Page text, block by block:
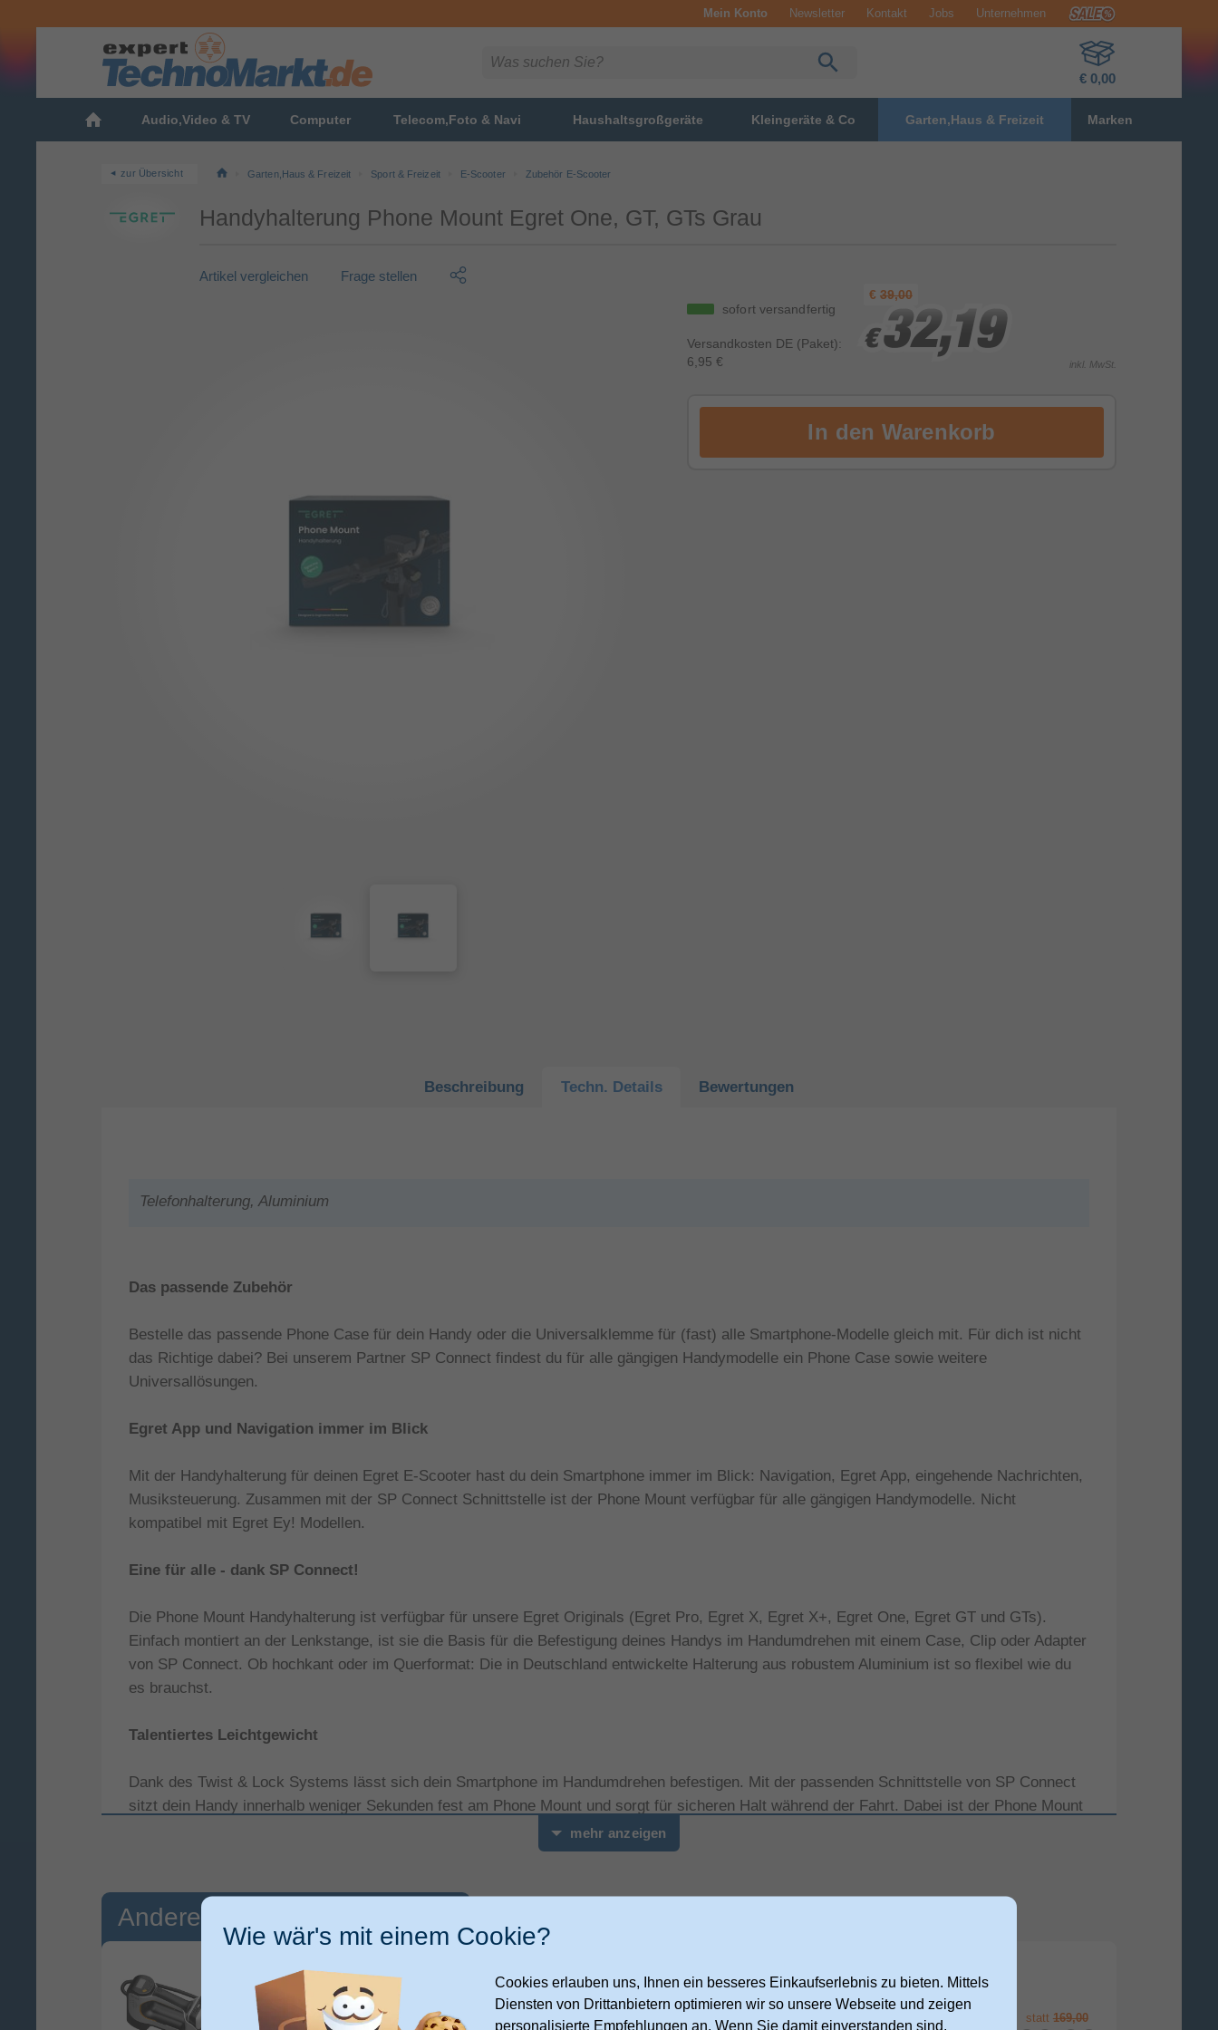
Mein Konto Newsletter Kontakt Jobs Unternehmen
€ 0,00
Audio,Video & TV Computer Telecom,Foto & Navi Haushaltsgroßgeräte Kleingeräte & Co Garten,Haus & Freizeit Marken
zur Übersicht Garten,Haus & Freizeit Sport & Freizeit E-Scooter Zubehör E-Scooter
Handyhalterung Phone Mount Egret One, GT, GTs Grau
Artikel vergleichen Frage stellen
sofort versandfertig
Versandkosten DE (Paket):
6,95 €
€ 39,00
€32,19
€32,19
€32,19
inkl. MwSt.
Beschreibung Techn. Details Bewertungen
Telefonhalterung, Aluminium
Das passende Zubehör
Bestelle das passende Phone Case für dein Handy oder die Universalklemme für (fast) alle Smartphone-Modelle gleich mit. Für dich ist nicht
das Richtige dabei? Bei unserem Partner SP Connect findest du für alle gängigen Handymodelle ein Phone Case sowie weitere
Universallösungen.
Egret App und Navigation immer im Blick
Mit der Handyhalterung für deinen Egret E-Scooter hast du dein Smartphone immer im Blick: Navigation, Egret App, eingehende Nachrichten,
Musiksteuerung. Zusammen mit der SP Connect Schnittstelle ist der Phone Mount verfügbar für alle gängigen Handymodelle. Nicht
kompatibel mit Egret Ey! Modellen.
Eine für alle - dank SP Connect!
Die Phone Mount Handyhalterung ist verfügbar für unsere Egret Originals (Egret Pro, Egret X, Egret X+, Egret One, Egret GT und GTs).
Einfach montiert an der Lenkstange, ist sie die Basis für die Befestigung deines Handys im Handumdrehen mit einem Case, Clip oder Adapter
von SP Connect. Ob hochkant oder im Querformat: Die in Deutschland entwickelte Halterung aus robustem Aluminium ist so flexibel wie du
es brauchst.
Talentiertes Leichtgewicht
Dank des Twist & Lock Systems lässt sich dein Smartphone im Handumdrehen befestigen. Mit der passenden Schnittstelle von SP Connect
sitzt dein Handy innerhalb weniger Sekunden fest am Phone Mount und sorgt für sicheren Halt während der Fahrt. Dabei ist der Phone Mount
Für jedes Smartphone gibt es die passende Schnittstelle! Du kannst zusammen mit deinem Phone Mount das passende Case oder den
passenden Clip für dein Smartphone direkt bei uns bestellen oder bei unserem Partner SP Connect dein benötigtes Zubehör kaufen. So bist
du bestens gewappnet und kannst auch während der Fahrt entspannt und sicher navigieren.
mehr anzeigen
Andere Kunden kauften auch
statt59,99 statt 169,00
Wie wär's mit einem Cookie?
Cookies erlauben uns, Ihnen ein besseres Einkaufserlebnis zu bieten. Mittels
Diensten von Drittanbietern optimieren wir so unsere Webseite und zeigen
personalisierte Empfehlungen an. Wenn Sie damit einverstanden sind,